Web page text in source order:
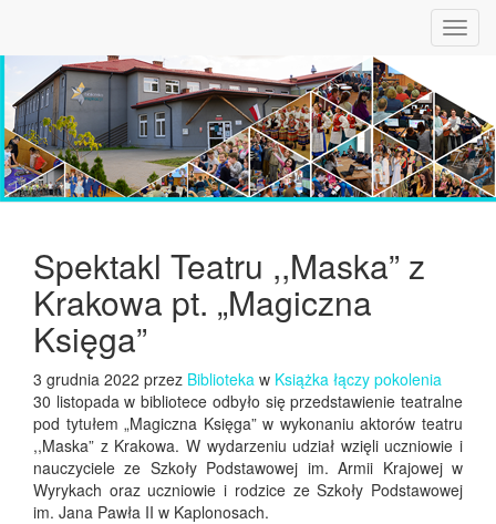
Spektakl Teatru ,,Maska” z
Krakowa pt. „Magiczna
Księga”
3 grudnia 2022 przez Biblioteka w Książka łączy pokolenia
30 listopada w bibliotece odbyło się przedstawienie teatralne
pod tytułem „Magiczna Księga” w wykonaniu aktorów teatru
,,Maska” z Krakowa. W wydarzeniu udział wzięli uczniowie i
nauczyciele ze Szkoły Podstawowej im. Armii Krajowej w
Wyrykach oraz uczniowie i rodzice ze Szkoły Podstawowej
im. Jana Pawła II w Kaplonosach.